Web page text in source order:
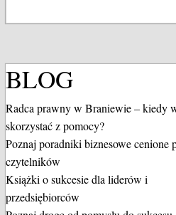
BLOG
Radca prawny w Braniewie – kiedy
skorzystać z pomocy?
Poznaj poradniki biznesowe cenione
czytelników
Książki o sukcesie dla liderów i
przedsiębiorców